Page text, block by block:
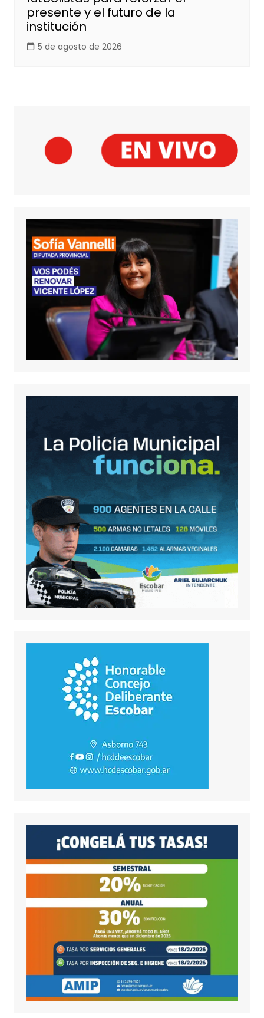
presente y el futuro de la
institución
5 de agosto de 2026